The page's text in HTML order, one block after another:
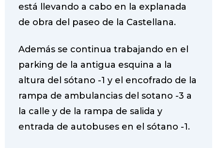
está llevando a cabo en la explanada
de obra del paseo de la Castellana.
Además se continua trabajando en el
parking de la antigua esquina a la
altura del sótano -1 y el encofrado de la
rampa de ambulancias del sotano -3 a
la calle y de la rampa de salida y
entrada de autobuses en el sótano -1.